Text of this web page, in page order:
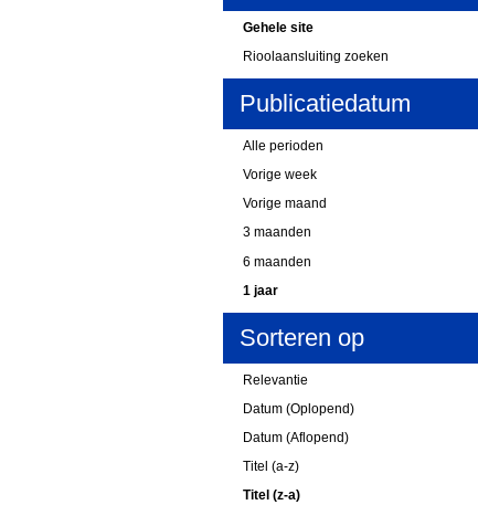
Gehele site
Rioolaansluiting zoeken
Publicatiedatum
Alle perioden
Vorige week
Vorige maand
3 maanden
6 maanden
1 jaar
Sorteren op
Relevantie
Datum (Oplopend)
Datum (Aflopend)
Titel (a-z)
Titel (z-a)